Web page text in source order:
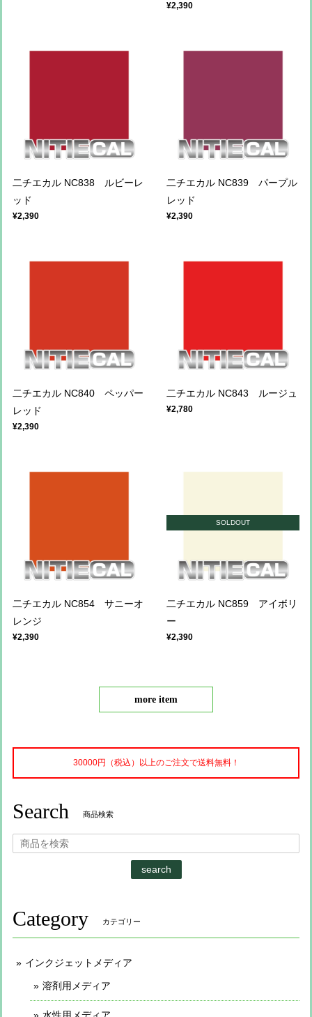
¥2,390
二チエカル NC838 ルビーレ
ッド
¥2,390
二チエカル NC839 パープル
レッド
¥2,390
二チエカル NC840 ペッパー
レッド
¥2,390
二チエカル NC843 ルージュ
¥2,780
二チエカル NC854 サニーオ
レンジ
¥2,390
SOLDOUT
二チエカル NC859 アイボリ
ー
¥2,390
more item
30000円（税込）以上のご注文で送料無料！
Search 商品検索
search
Category カテゴリー
インクジェットメディア
溶剤用メディア